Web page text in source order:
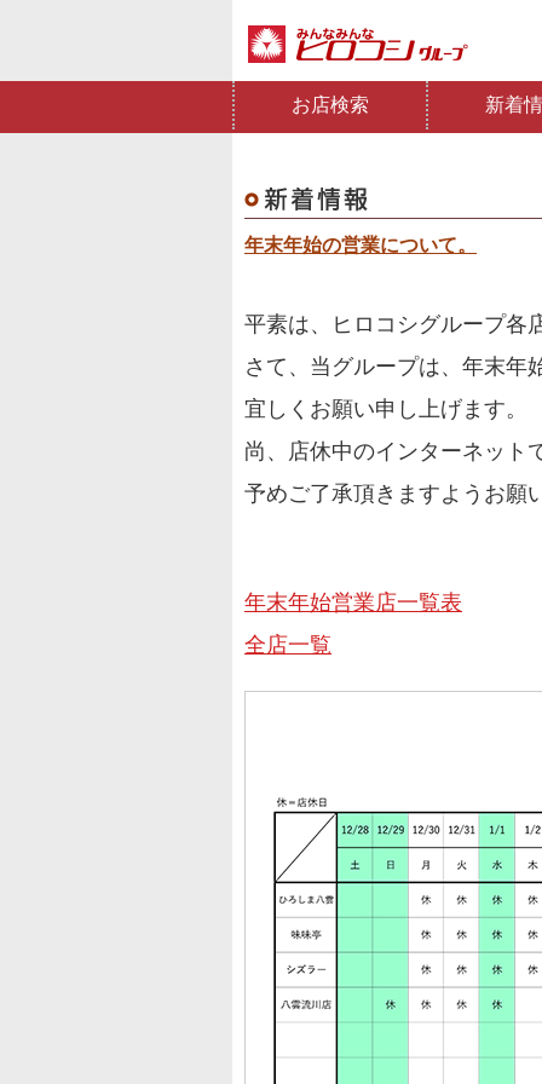
お店検索 新着
年末年始の営業について。
平素は、ヒロコシグループ各
さて、当グループは、年末年
宜しくお願い申し上げます。
尚、店休中のインターネット
予めご了承頂きますようお願
年末年始営業店一覧表
全店一覧